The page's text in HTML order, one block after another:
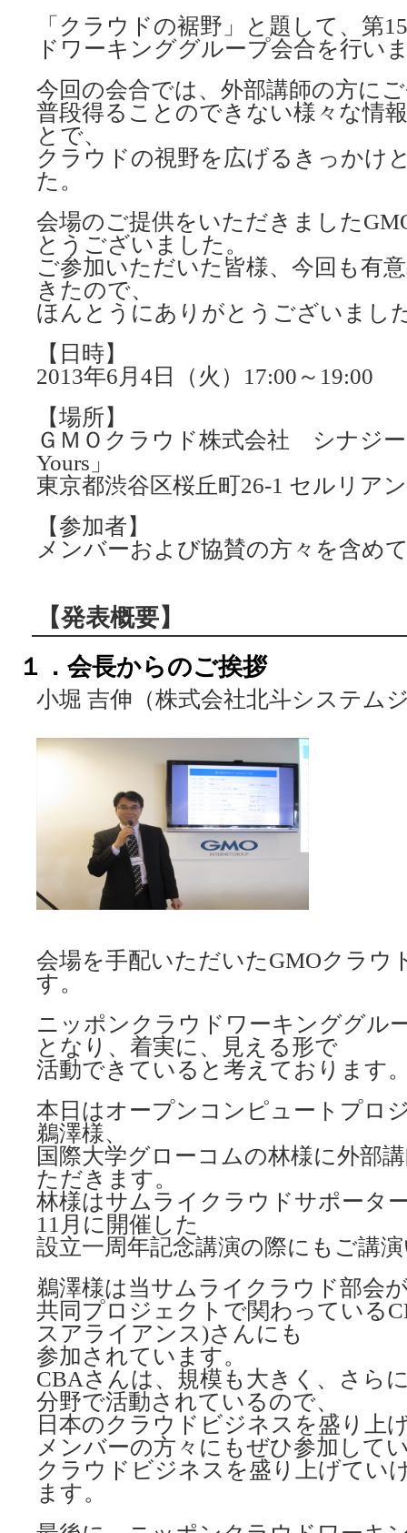
「クラウドの裾野」と題して、第
ドワーキンググループ会合を行い
今回の会合では、外部講師の方に
普段得ることのできない様々な情
とで、
クラウドの視野を広げるきっかけ
た。
会場のご提供をいただきました
とうございました。
ご参加いただいた皆様、今回も有
きたので、
ほんとうにありがとうございまし
【日時】
2013年6月4日（火）17:00～19:00
【場所】
ＧＭＯクラウド株式会社 シナジ
Yours」
東京都渋谷区桜丘町26-1 セルリア
【参加者】
メンバーおよび協賛の方々を含め
【発表概要】
１．会長からのご挨拶
小堀 吉伸（株式会社北斗システム
会場を手配いただいたGMOクラウ
す。
ニッポンクラウドワーキンググル
となり、着実に、見える形で
活動できていると考えております
本日はオープンコンピュートプロ
鵜澤様、
国際大学グローコムの林様に外部
ただきます。
林様はサムライクラウドサポータ
11月に開催した
設立一周年記念講演の際にもご講
鵜澤様は当サムライクラウド部会
共同プロジェクトで関わっている
スアライアンス)さんにも
参加されています。
CBAさんは、規模も大きく、さら
分野で活動されているので、
日本のクラウドビジネスを盛り上
メンバーの方々にもぜひ参加して
クラウドビジネスを盛り上げてい
ます。